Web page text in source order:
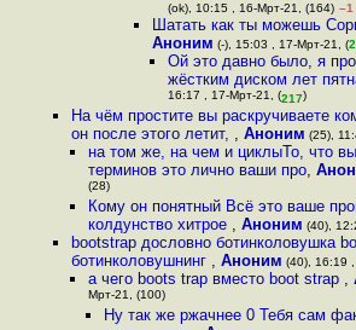
(ok), 10:15 , 16-Мрт-21, (164) –1
Шатать как ты можешь
Аноним (-), 15:03 , 17-Мрт-21, (
Ой это давно было, я
жёстким диском лет
16:17 , 17-Мрт-21, (217)
На чём простите вы раскручиваете
он после этого летит, ,Аноним (25),
на том же, на чем и циклыТо, что
терминов это лично ваши про,
(28)
Кому он понятный Всё это ваше
колдунство хитрое , Аноним (40),
bootstrap дословно ботинколовушка
ботинколовушнинг ,Аноним (40), 16:19
а чего boots trap вместо boot strap ,
Мрт-21, (100)
Ну так же ржачнее 0 Тебя сам